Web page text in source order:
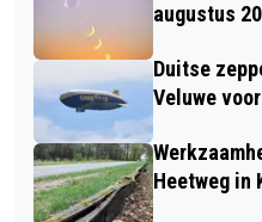
augustus
Duitse
Veluwe
Heetweg in